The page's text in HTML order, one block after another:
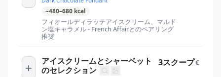
~480–680 kcal
フィオールディラッテアイスクリーム、マルド
ン塩キャラメル - French Affairとのペアリング
推奨
アイスクリームとシャーベット
のセレクション
3スクープ€